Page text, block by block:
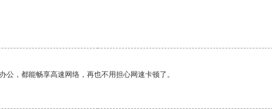
，都能畅享高速网络，再也不用担心网速卡顿了。